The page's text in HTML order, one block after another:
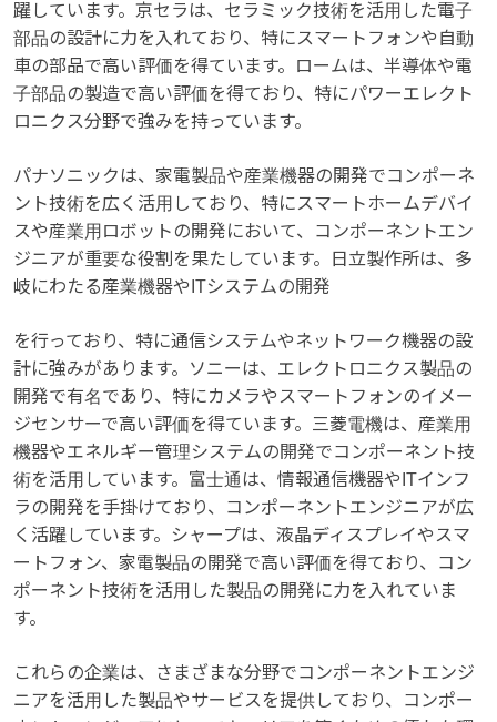
躍しています。京セラは、セラミック技術を活用した電子
部品の設計に力を入れており、特にスマートフォンや自動
車の部品で高い評価を得ています。ロームは、半導体や電
子部品の製造で高い評価を得ており、特にパワーエレクト
ロニクス分野で強みを持っています。
パナソニックは、家電製品や産業機器の開発でコンポーネ
ント技術を広く活用しており、特にスマートホームデバイ
スや産業用ロボットの開発において、コンポーネントエン
ジニアが重要な役割を果たしています。日立製作所は、多
岐にわたる産業機器やITシステムの開発
を行っており、特に通信システムやネットワーク機器の設
計に強みがあります。ソニーは、エレクトロニクス製品の
開発で有名であり、特にカメラやスマートフォンのイメー
ジセンサーで高い評価を得ています。三菱電機は、産業用
機器やエネルギー管理システムの開発でコンポーネント技
術を活用しています。富士通は、情報通信機器やITインフ
ラの開発を手掛けており、コンポーネントエンジニアが広
く活躍しています。シャープは、液晶ディスプレイやスマ
ートフォン、家電製品の開発で高い評価を得ており、コン
ポーネント技術を活用した製品の開発に力を入れていま
す。
これらの企業は、さまざまな分野でコンポーネントエンジ
ニアを活用した製品やサービスを提供しており、コンポー